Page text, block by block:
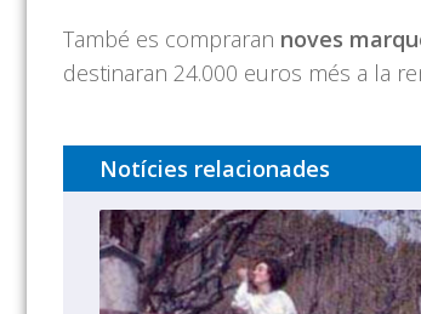
També es compraran noves
destinaran 24.000 euros més a la
Notícies relacionades